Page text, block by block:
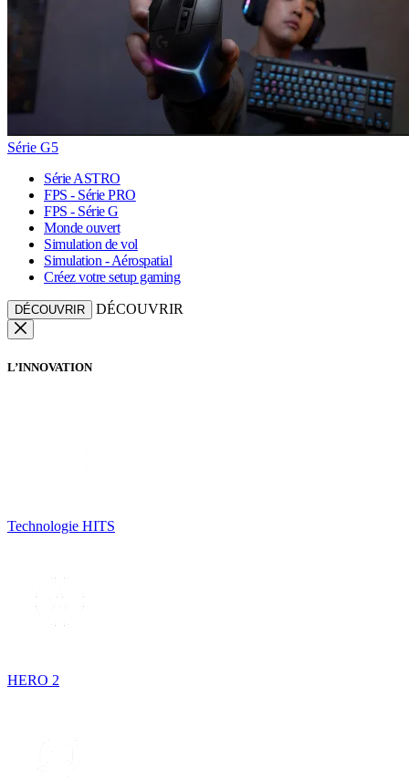
Série G5
Série ASTRO
FPS - Série PRO
FPS - Série G
Monde ouvert
Simulation de vol
Simulation - Aérospatial
Créez votre setup gaming
DÉCOUVRIR DÉCOUVRIR
L’INNOVATION
Technologie HITS
HERO 2